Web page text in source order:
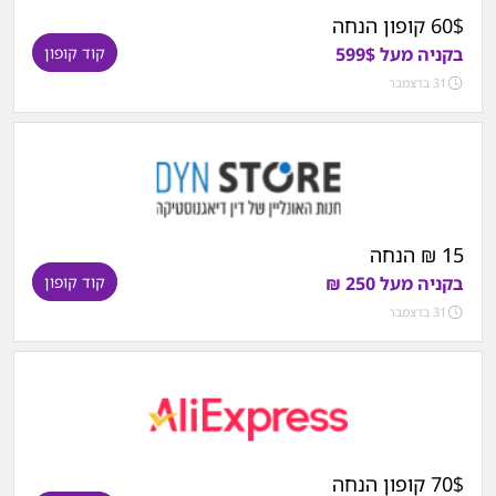
60$ קופון הנחה
בקניה מעל 599$
31 בדצמבר
קוד קופון
15 ₪ הנחה
בקניה מעל 250 ₪
31 בדצמבר
קוד קופון
70$ קופון הנחה